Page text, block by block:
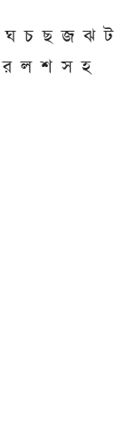
ঘ চ ছ জ ঝ ট
র ল শ স হ